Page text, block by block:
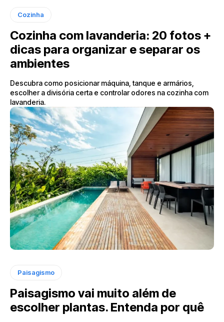
Cozinha
Cozinha com lavanderia: 20 fotos +
dicas para organizar e separar os
ambientes
Descubra como posicionar máquina, tanque e armários,
escolher a divisória certa e controlar odores na cozinha com
lavanderia.
Paisagismo
Paisagismo vai muito além de
escolher plantas. Entenda por quê